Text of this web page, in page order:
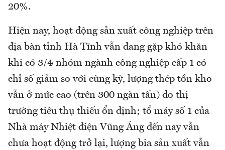
20%.
Hiện nay, hoạt động sản xuất công nghiệp trên
địa bàn tỉnh Hà Tĩnh vẫn đang gặp khó khăn
khi có 3/4 nhóm ngành công nghiệp cấp 1 có
chỉ số giảm so với cùng kỳ, lượng thép tồn kho
vẫn ở mức cao (trên 300 ngàn tấn) do thị
trường tiêu thụ thiếu ổn định; tổ máy số 1 của
Nhà máy Nhiệt điện Vũng Áng đến nay vẫn
chưa hoạt động trở lại, lượng bia sản xuất vẫn